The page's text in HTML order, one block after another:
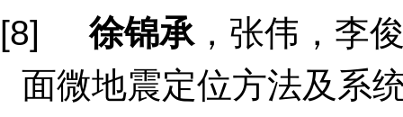
[8]徐锦承，张伟，李
面微地震定位方法及系